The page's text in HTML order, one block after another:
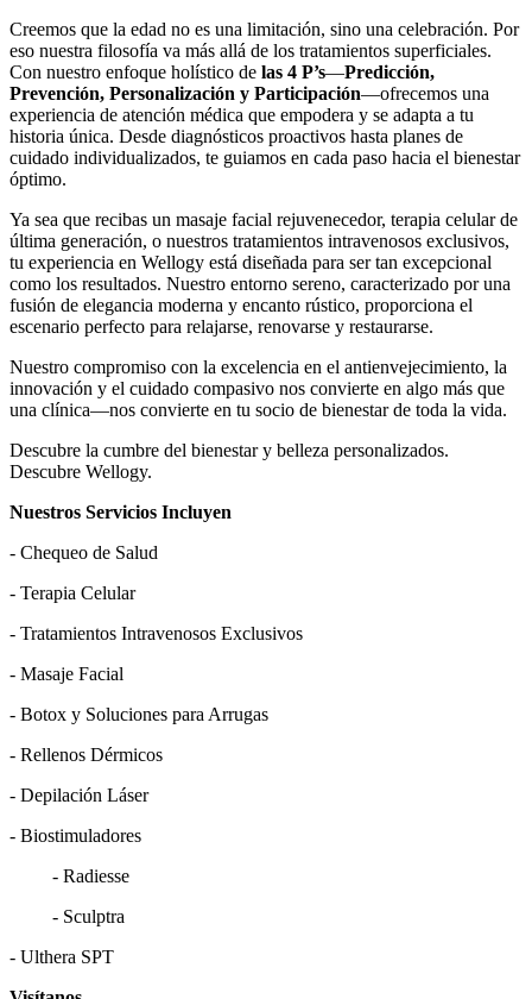
Creemos que la edad no es una limitación, sino una celebración. Por
eso nuestra filosofía va más allá de los tratamientos superficiales.
Con nuestro enfoque holístico de las 4 P’s—Predicción,
Prevención, Personalización y Participación—ofrecemos una
experiencia de atención médica que empodera y se adapta a tu
historia única. Desde diagnósticos proactivos hasta planes de
cuidado individualizados, te guiamos en cada paso hacia el bienestar
óptimo.
Ya sea que recibas un masaje facial rejuvenecedor, terapia celular de
última generación, o nuestros tratamientos intravenosos exclusivos,
tu experiencia en Wellogy está diseñada para ser tan excepcional
como los resultados. Nuestro entorno sereno, caracterizado por una
fusión de elegancia moderna y encanto rústico, proporciona el
escenario perfecto para relajarse, renovarse y restaurarse.
Nuestro compromiso con la excelencia en el antienvejecimiento, la
innovación y el cuidado compasivo nos convierte en algo más que
una clínica—nos convierte en tu socio de bienestar de toda la vida.
Descubre la cumbre del bienestar y belleza personalizados.
Descubre Wellogy.
Nuestros Servicios Incluyen
- Chequeo de Salud
- Terapia Celular
- Tratamientos Intravenosos Exclusivos
- Masaje Facial
- Botox y Soluciones para Arrugas
- Rellenos Dérmicos
- Depilación Láser
- Biostimuladores
- Radiesse
- Sculptra
- Ulthera SPT